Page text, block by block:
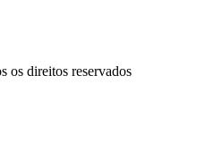
os direitos reservados